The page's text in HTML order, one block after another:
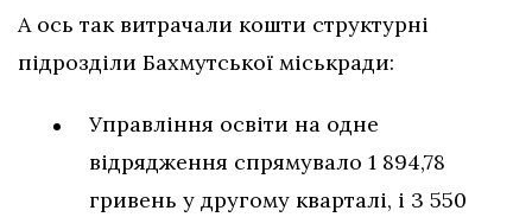
А ось так витрачали кошти структурні
підрозділи Бахмутської міськради:
Управління освіти на одне
відрядження спрямувало 1 894,78
гривень у другому кварталі, і 3 550